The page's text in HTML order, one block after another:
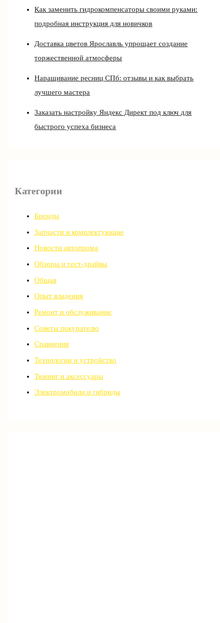
Как заменить гидрокомпенсаторы своими руками:
подробная инструкция для новичков
Доставка цветов Ярославль упрощает создание
торжественной атмосферы
Наращивание ресниц СПб: отзывы и как выбрать
лучшего мастера
Заказать настройку Яндекс Директ под ключ для
быстрого успеха бизнеса
Категории
Бренды
Запчасти и комплектующие
Новости автопрома
Обзоры и тест-драйвы
Общая
Опыт владения
Ремонт и обслуживание
Советы покупателю
Сравнения
Технологии и устройство
Тюнинг и аксессуары
Электромобили и гибриды